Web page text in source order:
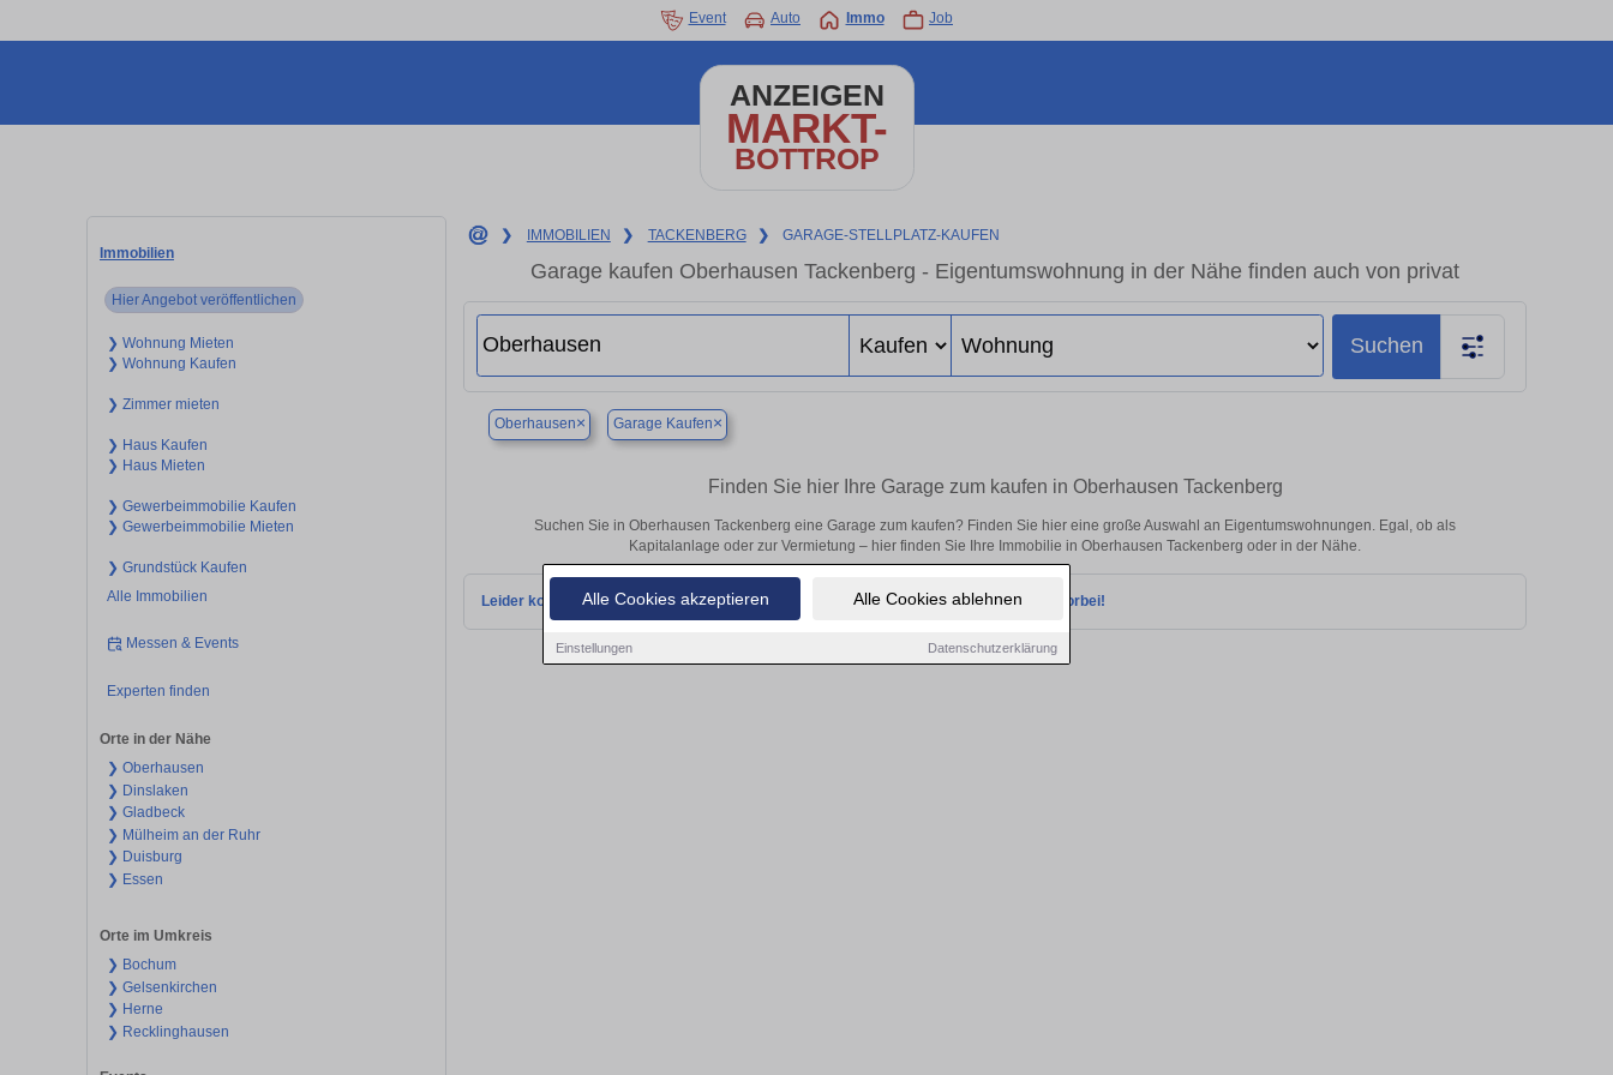
Alle Cookies akzeptieren Alle Cookies ablehnen
Einstellungen Datenschutzerklärung
Event Auto Immo Job
ANZEIGEN
MARKT-
BOTTROP
Immobilien
Hier Angebot veröffentlichen
❯ Wohnung Mieten
❯ Wohnung Kaufen
❯ Zimmer mieten
❯ Haus Kaufen
❯ Haus Mieten
❯ Gewerbeimmobilie Kaufen
❯ Gewerbeimmobilie Mieten
❯ Grundstück Kaufen
Alle Immobilien
Messen & Events
Experten finden
Orte in der Nähe
❯ Oberhausen
❯ Dinslaken
❯ Gladbeck
❯ Mülheim an der Ruhr
❯ Duisburg
❯ Essen
Orte im Umkreis
❯ Bochum
❯ Gelsenkirchen
❯ Herne
❯ Recklinghausen
❯ IMMOBILIEN ❯ TACKENBERG ❯ GARAGE-STELLPLATZ-KAUFEN
Garage kaufen Oberhausen Tackenberg - Eigentumswohnung in der Nähe finden auch von privat
Suchen
Oberhausen× Garage Kaufen×
Finden Sie hier Ihre Garage zum kaufen in Oberhausen Tackenberg
Suchen Sie in Oberhausen Tackenberg eine Garage zum kaufen? Finden Sie hier eine große Auswahl an Eigentumswohnungen. Egal, ob als
Kapitalanlage oder zur Vermietung – hier finden Sie Ihre Immobilie in Oberhausen Tackenberg oder in der Nähe.
Leider konnten wir derzeit keine passenden Objekte finden. Schauen Sie bald wieder vorbei!